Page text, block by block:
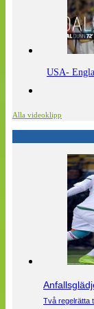
USA-
Alla videoklipp
Två regelrätta